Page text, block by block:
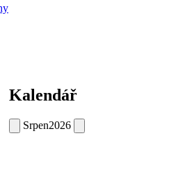
Kalendář
Srpen2026